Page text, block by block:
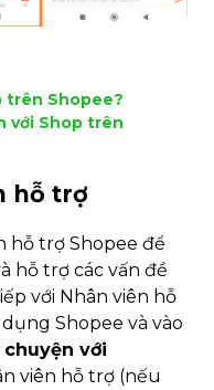
trên Shopee?
với Shop trên
hỗ trợ
hỗ trợ Shopee để
hỗ trợ các vấn đề
với Nhân viên hỗ
Shopee và vào
chuyện với
viên hỗ trợ (nếu